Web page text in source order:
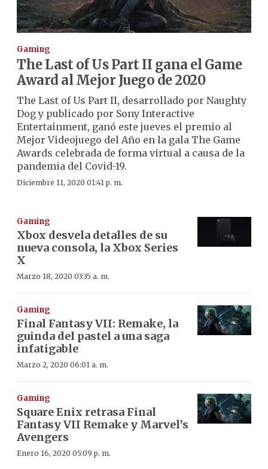
Gaming
The Last of Us Part II gana el Game
Award al Mejor Juego de 2020
The Last of Us Part II, desarrollado por Naughty
Dog y publicado por Sony Interactive
Entertainment, ganó este jueves el premio al
Mejor Videojuego del Año en la gala The Game
Awards celebrada de forma virtual a causa de la
pandemia del Covid-19.
Diciembre 11, 2020 01:41 p. m.
Gaming
Xbox desvela detalles de su
nueva consola, la Xbox Series
X
Marzo 18, 2020 03:35 a. m.
Gaming
Final Fantasy VII: Remake, la
guinda del pastel a una saga
infatigable
Marzo 2, 2020 06:01 a. m.
Gaming
Square Enix retrasa Final
Fantasy VII Remake y Marvel’s
Avengers
Enero 16, 2020 05:09 p. m.